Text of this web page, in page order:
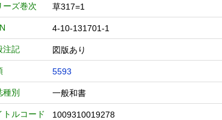
ーズ巻次 草317=1
4-10-131701-1
注記 図版あり
5593
種別 一般和書
トルコード 1009310019278